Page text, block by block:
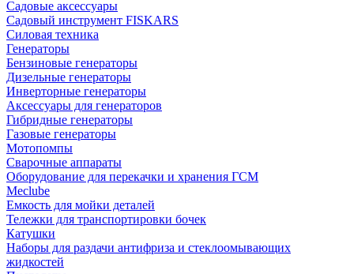
Садовые аксессуары
Садовый инструмент FISKARS
Силовая техника
Генераторы
Бензиновые генераторы
Дизельные генераторы
Инверторные генераторы
Аксессуары для генераторов
Гибридные генераторы
Газовые генераторы
Мотопомпы
Сварочные аппараты
Оборудование для перекачки и хранения ГСМ
Meclube
Емкость для мойки деталей
Тележки для транспортировки бочек
Катушки
Наборы для раздачи антифриза и стеклоомывающих
жидкостей